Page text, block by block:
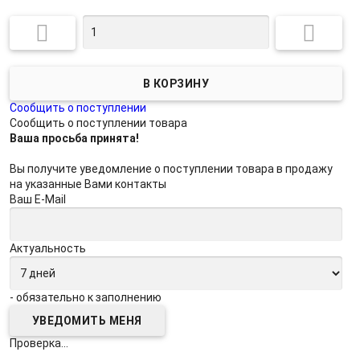
 
Сообщить о поступлении
Сообщить о поступлении товара
Ваша просьба принята!
Вы получите уведомление о поступлении товара в продажу
на указанные Вами контакты
Ваш E-Mail
Актуальность
- обязательно к заполнению
Проверка...